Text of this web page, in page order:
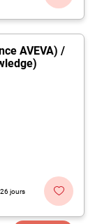
AVEVA) /
26 jours